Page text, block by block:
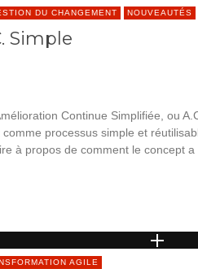
DU CHANGEMENT NOUVEAUTÉS
Simple
Continue Simplifiée, ou
comme processus simple et
à propos de comment le concept
AGILE